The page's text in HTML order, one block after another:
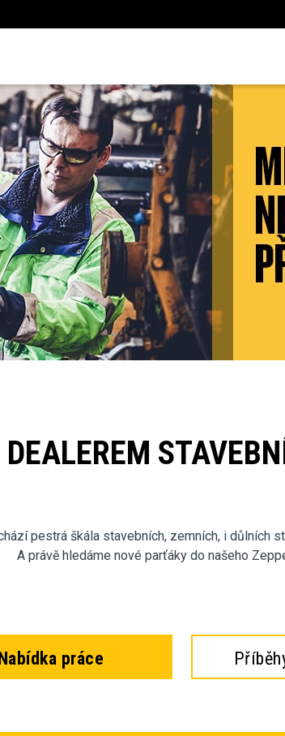
pestrá škála stavebních, zemních, i důlních
A právě hledáme nové parťáky do našeho
práce